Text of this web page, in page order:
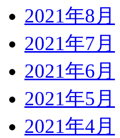
2021年8月
2021年7月
2021年6月
2021年5月
2021年4月